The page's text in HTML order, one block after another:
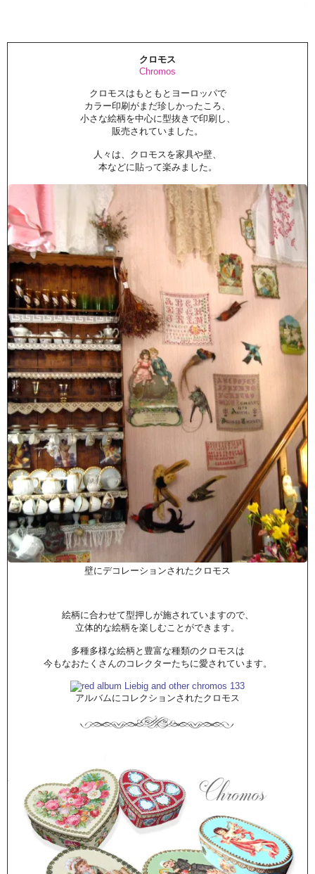
クロモス
Chromos
クロモスはもともとヨーロッパで
カラー印刷がまだ珍しかったころ、
小さな絵柄を中心に型抜きで印刷し、
販売されていました。
人々は、クロモスを家具や壁、
本などに貼って楽みました。
壁にデコレーションされたクロモス
絵柄に合わせて型押しが施されていますので、
立体的な絵柄を楽しむことができます。
多種多様な絵柄と豊富な種類のクロモスは
今もなおたくさんのコレクターたちに愛されています。
アルバムにコレクションされたクロモス